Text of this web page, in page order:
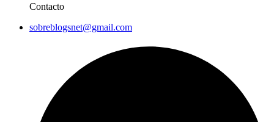
Contacto
sobreblogsnet@gmail.com